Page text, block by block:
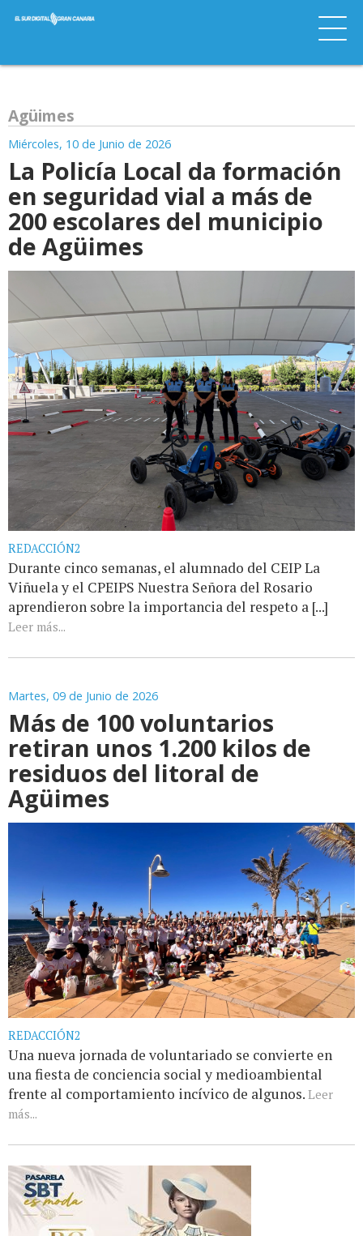
Agüimes
Miércoles, 10 de Junio de 2026
La Policía Local da formación
en seguridad vial a más de
200 escolares del municipio
de Agüimes
REDACCIÓN2
Durante cinco semanas, el alumnado del CEIP La
Viñuela y el CPEIPS Nuestra Señora del Rosario
aprendieron sobre la importancia del respeto a [...]
Leer más...
Martes, 09 de Junio de 2026
Más de 100 voluntarios
retiran unos 1.200 kilos de
residuos del litoral de
Agüimes
REDACCIÓN2
Una nueva jornada de voluntariado se convierte en
una fiesta de conciencia social y medioambiental
frente al comportamiento incívico de algunos. Leer
más...